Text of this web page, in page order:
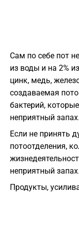
Сам по себе пот
из воды и на 2%
цинк, медь,
создаваемая
бактерий,
неприятный запах.
Если не принять
потоотделения,
неприятный запах.
Продукты,